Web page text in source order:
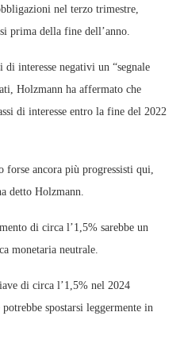
nel terzo trimestre,
prima della fine dell’anno.
di interesse negativi un “segnale
Holzmann ha affermato che
di interesse entro la fine del 2022
forse ancora più progressisti qui,
detto Holzmann.
di circa l’1,5% sarebbe un
monetaria neutrale.
di circa l’1,5% nel 2024
spostarsi leggermente in